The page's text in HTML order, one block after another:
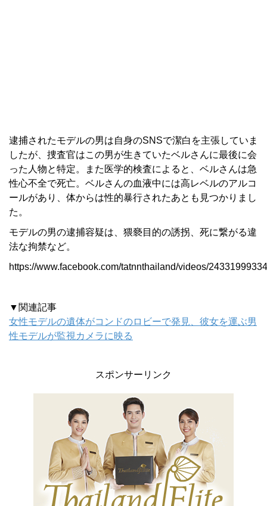
逮捕されたモデルの男は自身のSNSで潔白を主張していま
したが、捜査官はこの男が生きていたベルさんに最後に会
った人物と特定。また医学的検査によると、ベルさんは急
性心不全で死亡。ベルさんの血液中には高レベルのアルコ
ールがあり、体からは性的暴行されたあとも見つかりまし
た。
モデルの男の逮捕容疑は、猥褻目的の誘拐、死に繋がる違
法な拘禁など。
https://www.facebook.com/tatnnthailand/videos/
▼関連記事
女性モデルの遺体がコンドのロビーで発見、彼女を運ぶ男
性モデルが監視カメラに映る
スポンサーリンク